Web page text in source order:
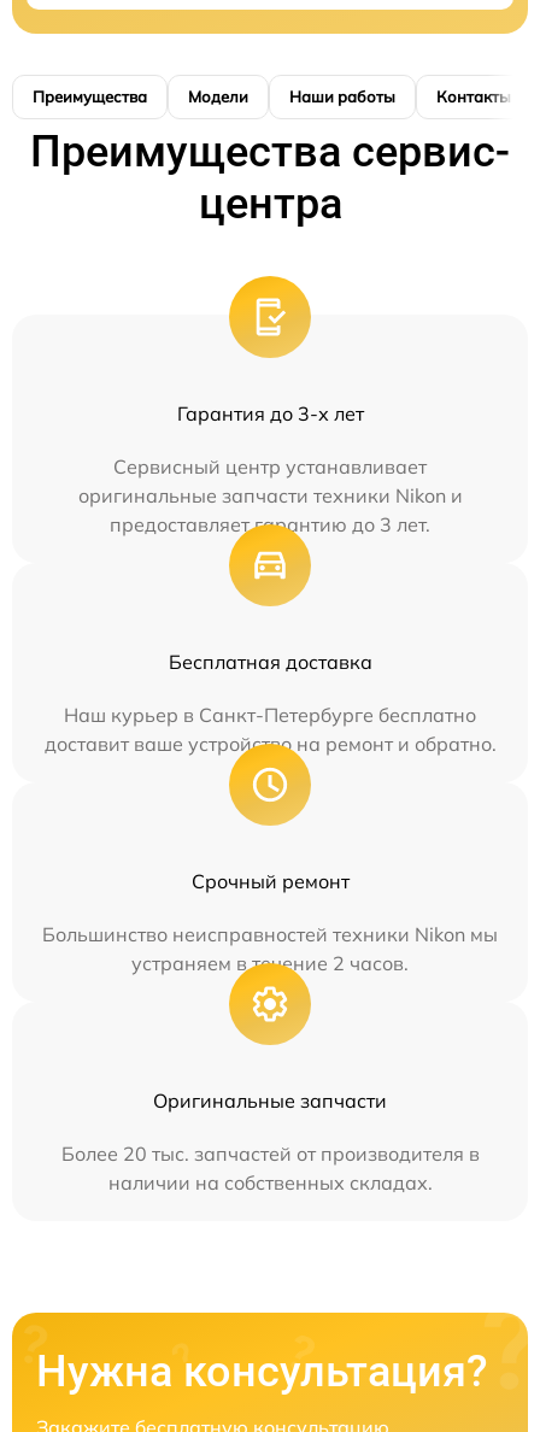
Преимущества Модели Наши работы Контакты
Преимущества сервис-
центра
Гарантия до 3-х лет
Сервисный центр устанавливает
оригинальные запчасти техники Nikon и
предоставляет гарантию до 3 лет.
Бесплатная доставка
Наш курьер в Санкт-Петербурге бесплатно
доставит ваше устройство на ремонт и обратно.
Срочный ремонт
Большинство неисправностей техники Nikon мы
устраняем в течение 2 часов.
Оригинальные запчасти
Более 20 тыс. запчастей от производителя в
наличии на собственных складах.
Нужна консультация?
Закажите бесплатную консультацию